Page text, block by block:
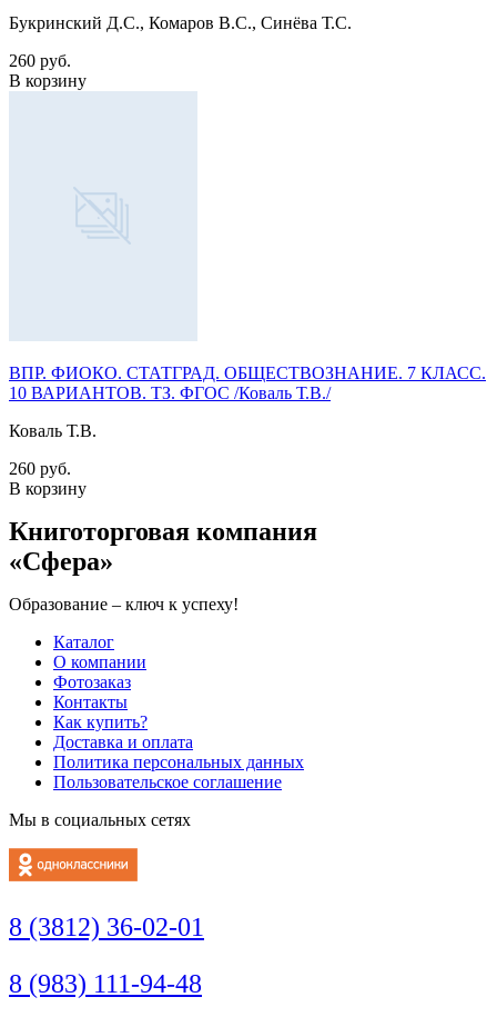
Букринский Д.С., Комаров В.С., Синёва Т.С.
260 руб.
В корзину
ВПР. ФИОКО. СТАТГРАД. ОБЩЕСТВОЗНАНИЕ. 7 КЛАСС.
10 ВАРИАНТОВ. ТЗ. ФГОС /Коваль Т.В./
Коваль Т.В.
260 руб.
В корзину
Книготорговая компания
«Сфера»
Образование – ключ к успеху!
Каталог
О компании
Фотозаказ
Контакты
Как купить?
Доставка и оплата
Политика персональных данных
Пользовательское соглашение
Мы в социальных сетях
8 (3812) 36-02-01
8 (983) 111-94-48